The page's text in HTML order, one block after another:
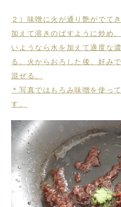
２）味噌に火が通り艶がでて
加えて溶きのばすように炒め
いようなら水を加えて適度な
る。火からおろした後、好み
混ぜる。
＊写真ではもろみ味噌を使っ
す。